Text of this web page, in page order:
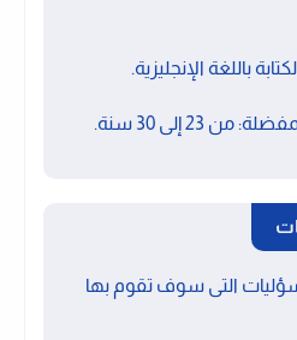
باللغة الإنجليزية.
23 إلى 30 سنة.
التى سوف تقوم بها